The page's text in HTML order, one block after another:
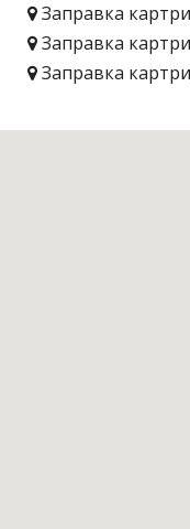
Заправка
Заправка
Заправка
Заправка
Заправка
Заправка
Заправка